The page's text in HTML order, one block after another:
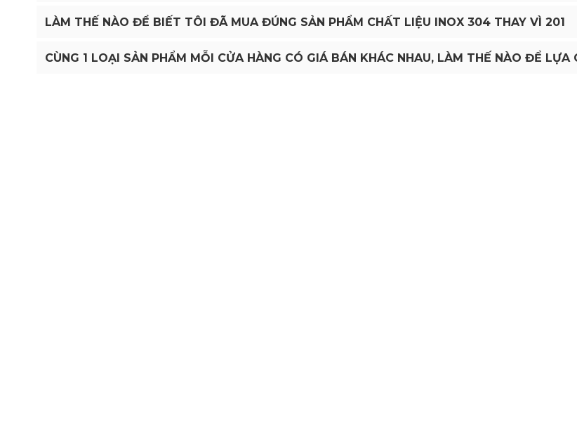
LÀM THẾ NÀO ĐỂ BIẾT TÔI ĐÃ MUA ĐÚNG SẢN PHẨM CHẤT LIỆU INOX 304 THAY VÌ 201
CÙNG 1 LOẠI SẢN PHẨM MỖI CỬA HÀNG CÓ GIÁ BÁN KHÁC NHAU, LÀM THẾ NÀO ĐỂ LỰA